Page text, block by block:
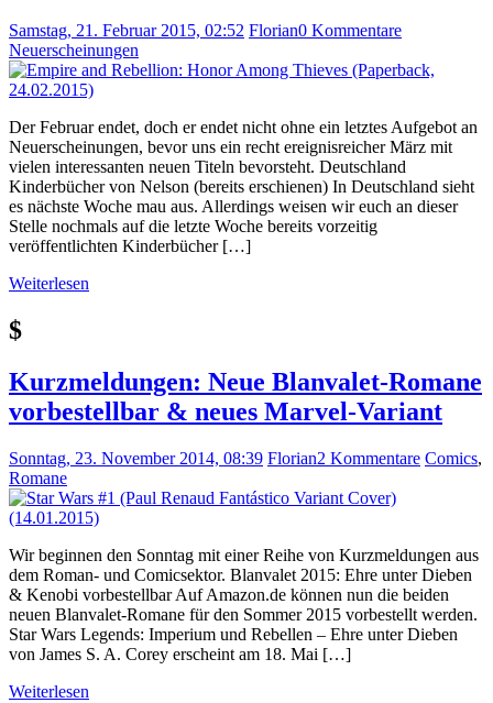
Samstag, 21. Februar 2015, 02:52 Florian0 Kommentare
Neuerscheinungen
Der Februar endet, doch er endet nicht ohne ein letztes Aufgebot an
Neuerscheinungen, bevor uns ein recht ereignisreicher März mit
vielen interessanten neuen Titeln bevorsteht. Deutschland
Kinderbücher von Nelson (bereits erschienen) In Deutschland sieht
es nächste Woche mau aus. Allerdings weisen wir euch an dieser
Stelle nochmals auf die letzte Woche bereits vorzeitig
veröffentlichten Kinderbücher […]
Weiterlesen
$
Kurzmeldungen: Neue Blanvalet-Romane
vorbestellbar & neues Marvel-Variant
Sonntag, 23. November 2014, 08:39 Florian2 Kommentare Comics,
Romane
Wir beginnen den Sonntag mit einer Reihe von Kurzmeldungen aus
dem Roman- und Comicsektor. Blanvalet 2015: Ehre unter Dieben
& Kenobi vorbestellbar Auf Amazon.de können nun die beiden
neuen Blanvalet-Romane für den Sommer 2015 vorbestellt werden.
Star Wars Legends: Imperium und Rebellen – Ehre unter Dieben
von James S. A. Corey erscheint am 18. Mai […]
Weiterlesen